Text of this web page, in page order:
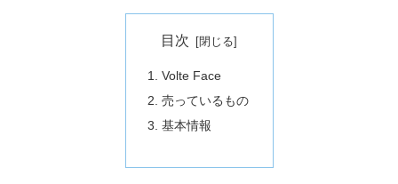
目次
Volte Face
売っているもの
基本情報